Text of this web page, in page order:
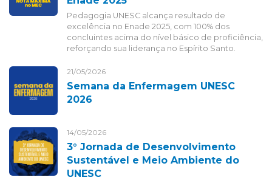
Pedagogia UNESC alcança resultado de
excelência no Enade 2025, com 100% dos
concluintes acima do nível básico de proficiência,
reforçando sua liderança no Espírito Santo.
21/05/2026
Semana da Enfermagem UNESC
2026
14/05/2026
3° Jornada de Desenvolvimento
Sustentável e Meio Ambiente do
UNESC